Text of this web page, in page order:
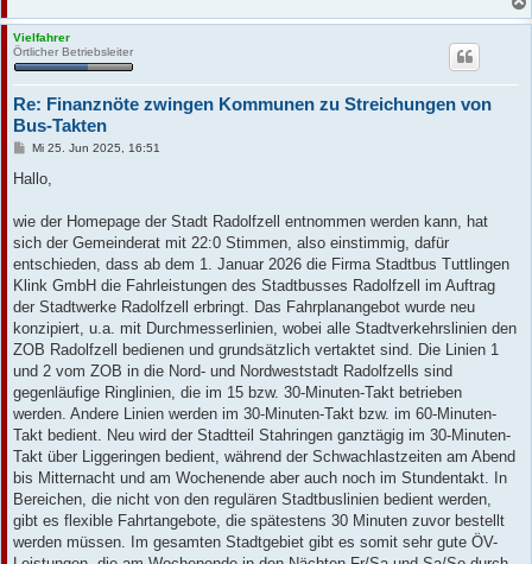
Vielfahrer
Örtlicher Betriebsleiter
Re: Finanznöte zwingen Kommunen zu Streichungen von
Bus-Takten
B
i
a
Mi 25. Jun 2025, 16:51
Hallo,
wie der Homepage der Stadt Radolfzell entnommen werden kann, hat
sich der Gemeinderat mit 22:0 Stimmen, also einstimmig, dafür
entschieden, dass ab dem 1. Januar 2026 die Firma Stadtbus Tuttlingen
Klink GmbH die Fahrleistungen des Stadtbusses Radolfzell im Auftrag
der Stadtwerke Radolfzell erbringt. Das Fahrplanangebot wurde neu
konzipiert, u.a. mit Durchmesserlinien, wobei alle Stadtverkehrslinien den
ZOB Radolfzell bedienen und grundsätzlich vertaktet sind. Die Linien 1
und 2 vom ZOB in die Nord- und Nordweststadt Radolfzells sind
gegenläufige Ringlinien, die im 15 bzw. 30-Minuten-Takt betrieben
werden. Andere Linien werden im 30-Minuten-Takt bzw. im 60-Minuten-
Takt bedient. Neu wird der Stadtteil Stahringen ganztägig im 30-Minuten-
Takt über Liggeringen bedient, während der Schwachlastzeiten am Abend
bis Mitternacht und am Wochenende aber auch noch im Stundentakt. In
Bereichen, die nicht von den regulären Stadtbuslinien bedient werden,
gibt es flexible Fahrtangebote, die spätestens 30 Minuten zuvor bestellt
werden müssen. Im gesamten Stadtgebiet gibt es somit sehr gute ÖV-